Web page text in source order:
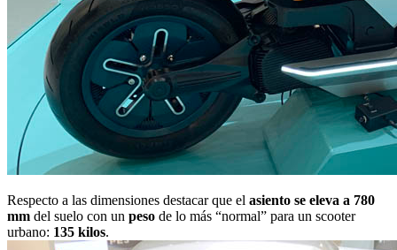
Respecto a las dimensiones destacar que el asiento se eleva a 780
mm del suelo con un peso de lo más “normal” para un scooter
urbano: 135 kilos.